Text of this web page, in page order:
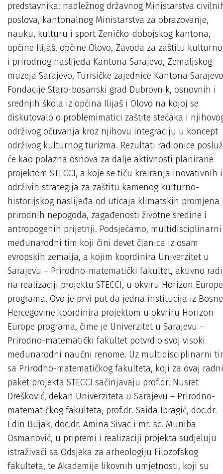
predstavnika: nadležnog državnog Ministarstva
poslova, kantonalnog Ministarstva za obrazovanje,
nauku, kulturu i sport Zeničko-dobojskog kantona,
općine Ilijaš, općine Olovo, Zavoda za zaštitu
i prirodnog naslijeđa Kantona Sarajevo, Zemaljskog
muzeja Sarajevo, Turisičke zajednice Kantona
Fondacije Staro-bosanski grad Dubrovnik, osnovnih i
srednjih škola iz općina Ilijaš i Olovo na kojoj se
diskutovalo o problemimatici zaštite stećaka i
održivog očuvanja kroz njihovu integraciju u koncept
održivog kulturnog turizma. Rezultati radionice
će kao polazna osnova za dalje aktivnosti planirane
projektom STECCI, a koje se tiču kreiranja inovativnih i
održivih strategija za zaštitu kamenog kulturno-
historijskog naslijeđa od uticaja klimatskih promjena
prirodnih nepogoda, zagađenosti životne sredine i
antropogenih prijetnji. Podsjećamo, multidisciplinarni
međunarodni tim koji čini devet članica iz osam
evropskih zemalja, a kojim koordinira Univerzitet u
Sarajevu – Prirodno-matematički fakultet, aktivno radi
na realizaciji projektu STECCI, u okviru Horizon Europe
programa. Ovo je prvi put da jedna institucija iz
Hercegovine koordinira projektom u okvriru Horizon
Europe programa, čime je Univerzitet u Sarajevu –
Prirodno-matematički fakultet potvrdio svoj visoki
međunarodni naučni renome. Uz multidisciplinarni
sa Prirodno-matematičkog fakulteta, koji za ovaj radni
paket projekta STECCI sačinjavaju prof.dr. Nusret
Drešković, dekan Univerziteta u Sarajevu – Prirodno-
matematičkog fakulteta, prof.dr. Saida Ibragić, doc.dr.
Edin Bujak, doc.dr. Amina Sivac i mr. sc. Muniba
Osmanović, u pripremi i realizaciji projekta sudjeluju
istraživači sa Odsjeka za arheologiju Filozofskog
fakulteta, te Akademije likovnih umjetnosti, koji su